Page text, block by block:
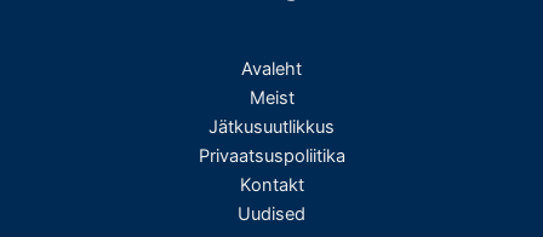
Avaleht
Meist
Jätkusuutlikkus
Privaatsuspoliitika
Kontakt
Uudised